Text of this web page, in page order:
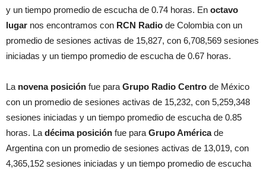
y un tiempo promedio de escucha de 0.74 horas. En octavo
lugar nos encontramos con RCN Radio de Colombia con un
promedio de sesiones activas de 15,827, con 6,708,569 sesiones
iniciadas y un tiempo promedio de escucha de 0.67 horas.
La novena posición fue para Grupo Radio Centro de México
con un promedio de sesiones activas de 15,232, con 5,259,348
sesiones iniciadas y un tiempo promedio de escucha de 0.85
horas. La décima posición fue para Grupo Américade
Argentina con un promedio de sesiones activas de 13,019, con
4,365,152 sesiones iniciadas y un tiempo promedio de escucha